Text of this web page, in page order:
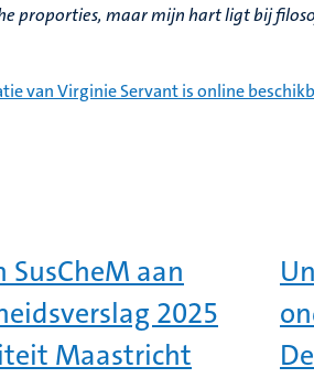
proporties, maar mijn hart ligt bij
van Virginie Servant is online
SusCheM aan
2025
Maastricht